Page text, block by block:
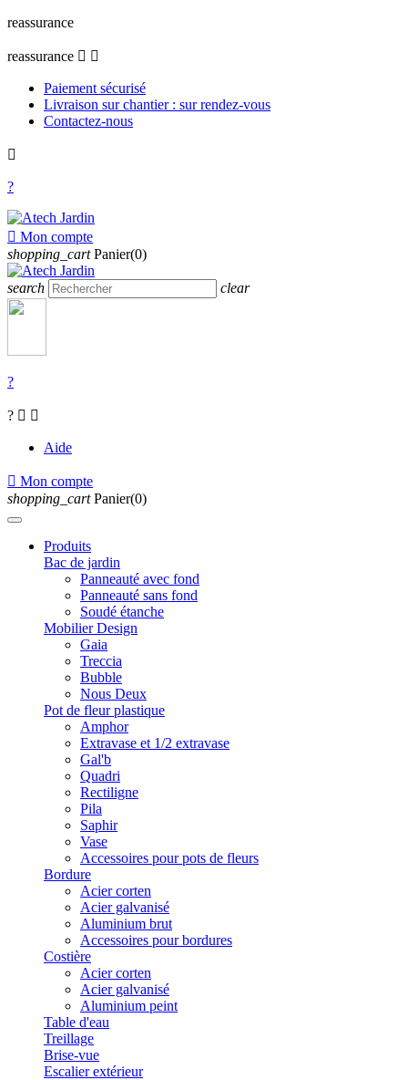
reassurance
reassurance  
Paiement sécurisé
Livraison sur chantier : sur rendez-vous
Contactez-nous

?
 Mon compte
shopping_cart Panier(0)
search clear
?
?  
Aide
 Mon compte
shopping_cart Panier(0)
Produits
Bac de jardin
Panneauté avec fond
Panneauté sans fond
Soudé étanche
Mobilier Design
Gaia
Treccia
Bubble
Nous Deux
Pot de fleur plastique
Amphor
Extravase et 1/2 extravase
Gal'b
Quadri
Rectiligne
Pila
Saphir
Vase
Accessoires pour pots de fleurs
Bordure
Acier corten
Acier galvanisé
Aluminium brut
Accessoires pour bordures
Costière
Acier corten
Acier galvanisé
Aluminium peint
Table d'eau
Treillage
Brise-vue
Escalier extérieur